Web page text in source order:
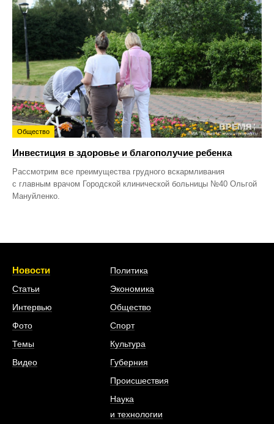
Общество
Инвестиция в здоровье и благополучие ребенка
Рассмотрим все преимущества грудного вскармливания
с главным врачом Городской клинической больницы №40 Ольгой
Мануйленко.
Новости
Статьи
Интервью
Фото
Темы
Видео
Политика
Экономика
Общество
Спорт
Культура
Губерния
Происшествия
Наука
и технологии